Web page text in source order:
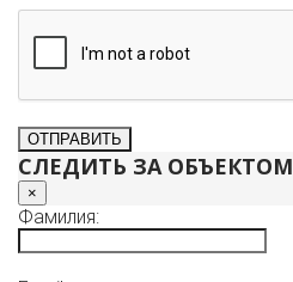
СЛЕДИТЬ ЗА ОБЪЕКТОМ
×
Фамилия: